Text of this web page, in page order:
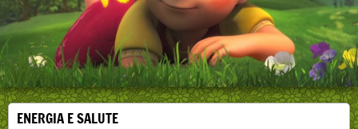
ENERGIA E SALUTE